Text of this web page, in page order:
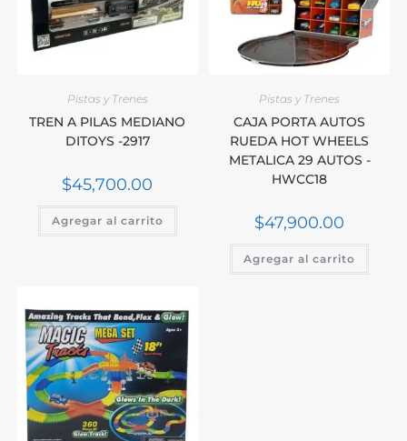
Pistas y Trenes
TREN A PILAS MEDIANO
DITOYS -2917
$45,700.00
Agregar al carrito
Pistas y Trenes
CAJA PORTA AUTOS
RUEDA HOT WHEELS
METALICA 29 AUTOS -
HWCC18
$47,900.00
Agregar al carrito